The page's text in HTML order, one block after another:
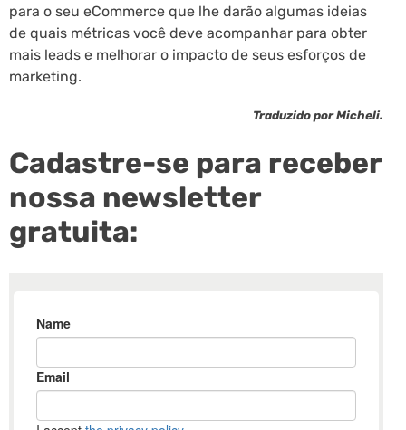
para o seu eCommerce que lhe darão algumas ideias
de quais métricas você deve acompanhar para obter
mais leads e melhorar o impacto de seus esforços de
marketing.
Traduzido por Micheli.
Cadastre-se para receber
nossa newsletter
gratuita: